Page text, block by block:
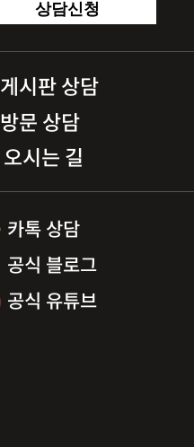
상담신청
게시판 상담
방문 상담
오시는 길
카톡 상담
공식 블로그
공식 유튜브